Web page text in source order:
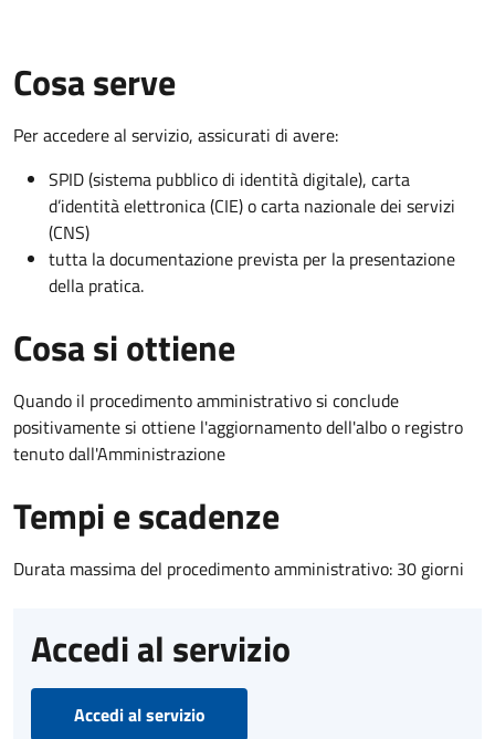
Cosa serve
Per accedere al servizio, assicurati di avere:
SPID (sistema pubblico di identità digitale), carta
d’identità elettronica (CIE) o carta nazionale dei servizi
(CNS)
tutta la documentazione prevista per la presentazione
della pratica.
Cosa si ottiene
Quando il procedimento amministrativo si conclude
positivamente si ottiene l'aggiornamento dell'albo o registro
tenuto dall'Amministrazione
Tempi e scadenze
Durata massima del procedimento amministrativo: 30 giorni
Accedi al servizio
Accedi al servizio